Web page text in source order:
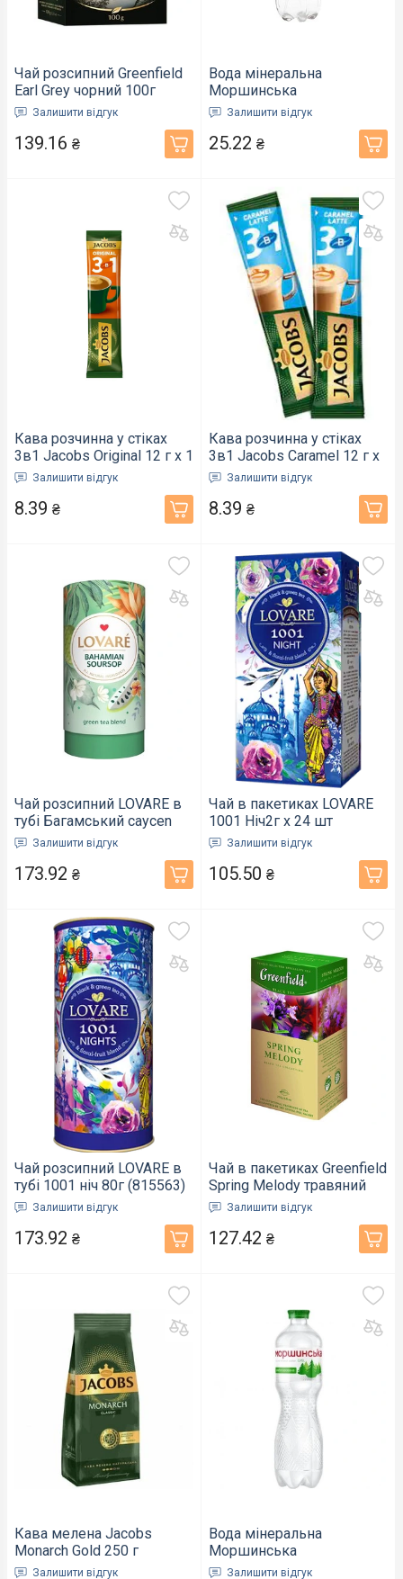
Чай розсипний Greenfield
Earl Grey чорний 100г
(801001)
Залишити відгук
139.16 ₴
Вода мінеральна
Моршинська
слабогазована ПЕТ
Залишити відгук
25.22 ₴
Кава розчинна у стіках
3в1 Jacobs Original 12 г х 1
шт (290458)
Залишити відгук
8.39 ₴
Кава розчинна у стіках
3в1 Jacobs Caramel 12 г х
1 шт (290571)
Залишити відгук
8.39 ₴
Чай розсипний LOVARE в
тубі Багамський caycen
80г (814689)
Залишити відгук
173.92 ₴
Чай в пакетиках LOVARE
1001 Ніч2г х 24 шт
(816508)
Залишити відгук
105.50 ₴
Чай розсипний LOVARE в
тубі 1001 ніч 80г (815563)
Залишити відгук
173.92 ₴
Чай в пакетиках Greenfield
Spring Melody травяний
1,5г х 25 шт (802220)
Залишити відгук
127.42 ₴
Кава мелена Jacobs
Monarch Gold 250 г
(681787)
Залишити відгук
Вода мінеральна
Моршинська
слабогазована ПЕТ
Залишити відгук